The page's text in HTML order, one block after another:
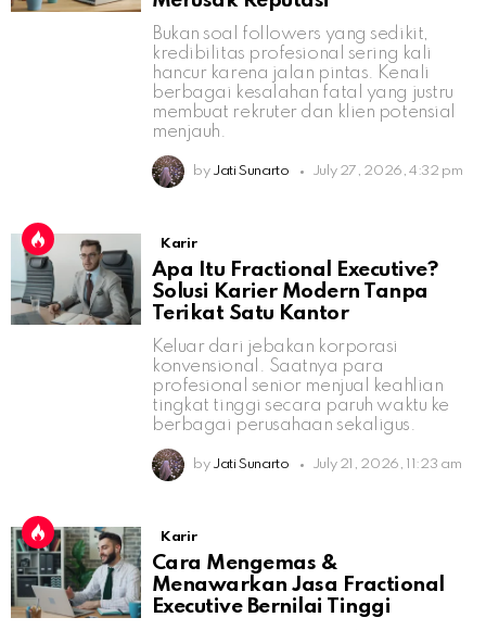
Bukan soal followers yang sedikit,
kredibilitas profesional sering kali
hancur karena jalan pintas. Kenali
berbagai kesalahan fatal yang justru
membuat rekruter dan klien potensial
menjauh.
by Jati Sunarto July 27, 2026, 4:32 pm
Karir
Apa Itu Fractional Executive?
Solusi Karier Modern Tanpa
Terikat Satu Kantor
Keluar dari jebakan korporasi
konvensional. Saatnya para
profesional senior menjual keahlian
tingkat tinggi secara paruh waktu ke
berbagai perusahaan sekaligus.
by Jati Sunarto July 21, 2026, 11:23 am
Karir
Cara Mengemas &
Menawarkan Jasa Fractional
Executive Bernilai Tinggi